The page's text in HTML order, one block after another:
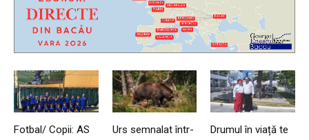
Fotbal/ Copii: AS
Urs semnalat într-
Drumul în viață te